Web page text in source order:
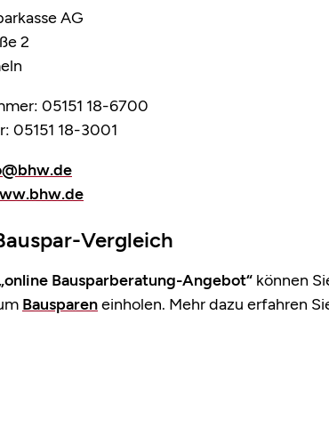
AG
2
05151 18-6700
05151 18-3001
Vergleich
Bausparberatung-Angebot“ können
Bauspareneinholen. Mehr dazu erfahren